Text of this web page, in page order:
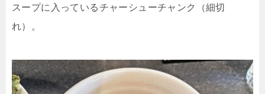
スープに入っているチャーシューチャンク（細切
れ）。